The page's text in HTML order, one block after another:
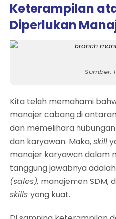
Keterampilan
Diperlukan
Sumber:
Kita telah memahami
manajer cabang di
dan memelihara
dan karyawan. Maka,skill
manajer karyawan dalam
tanggung jawabnya
(sales), manajemen SDM,
skills yang kuat.